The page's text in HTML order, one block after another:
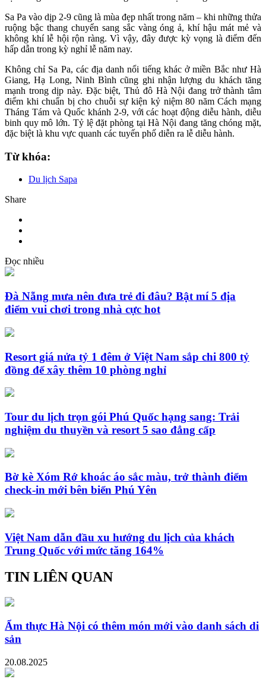
Sa Pa vào dịp 2-9 cũng là mùa đẹp nhất trong năm – khi những thửa
ruộng bậc thang chuyển sang sắc vàng óng ả, khí hậu mát mẻ và
không khí lễ hội rộn ràng. Vì vậy, đây được kỳ vọng là điểm đến
hấp dẫn trong kỳ nghỉ lễ năm nay.
Không chỉ Sa Pa, các địa danh nổi tiếng khác ở miền Bắc như Hà
Giang, Hạ Long, Ninh Bình cũng ghi nhận lượng du khách tăng
mạnh trong dịp này. Đặc biệt, Thủ đô Hà Nội đang trở thành tâm
điểm khi chuẩn bị cho chuỗi sự kiện kỷ niệm 80 năm Cách mạng
Tháng Tám và Quốc khánh 2-9, với các hoạt động diễu hành, diễu
binh quy mô lớn. Tỷ lệ đặt phòng tại Hà Nội đang tăng chóng mặt,
đặc biệt là khu vực quanh các tuyến phố diễn ra lễ diễu hành.
Từ khóa:
Du lịch Sapa
Share
Đọc nhiều
Đà Nẵng mưa nên đưa trẻ đi đâu? Bật mí 5 địa
điểm vui chơi trong nhà cực hot
Resort giá nửa tỷ 1 đêm ở Việt Nam sắp chi 800 tỷ
đồng để xây thêm 10 phòng nghỉ
Tour du lịch trọn gói Phú Quốc hạng sang: Trải
nghiệm du thuyền và resort 5 sao đẳng cấp
Bờ kè Xóm Rớ khoác áo sắc màu, trở thành điểm
check-in mới bên biển Phú Yên
Việt Nam dẫn đầu xu hướng du lịch của khách
Trung Quốc với mức tăng 164%
TIN LIÊN QUAN
Ẩm thực Hà Nội có thêm món mới vào danh sách di
sản
20.08.2025